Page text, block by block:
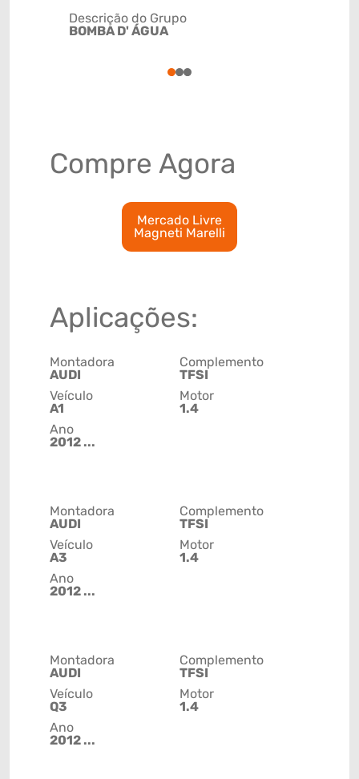
Descrição do Grupo
BOMBA D' ÁGUA
123
Compre Agora
Mercado Livre
Magneti Marelli
Aplicações:
Montadora
AUDI
Veículo
A1
Ano
2012 ...
Complemento
TFSI
Motor
1.4
Montadora
AUDI
Veículo
A3
Ano
2012 ...
Complemento
TFSI
Motor
1.4
Montadora
AUDI
Veículo
Q3
Ano
2012 ...
Complemento
TFSI
Motor
1.4